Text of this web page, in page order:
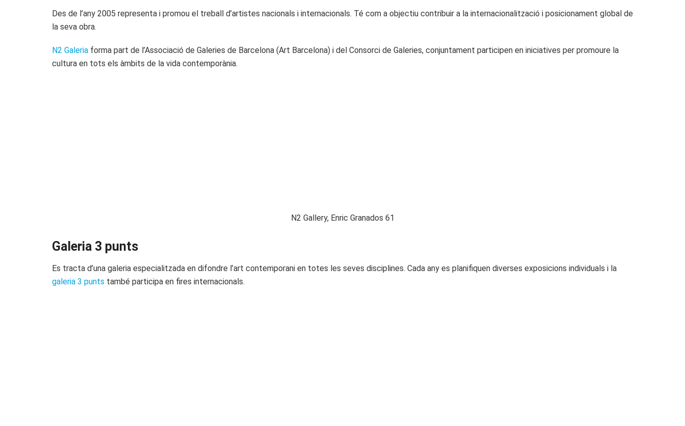
Des de l’any 2005 representa i promou el treball d’artistes nacionals i internacionals. Té com a objectiu contribuir a la internacionalització i posicionament global de
la seva obra.
N2 Galeria forma part de l’Associació de Galeries de Barcelona (Art Barcelona) i del Consorci de Galeries, conjuntament participen en iniciatives per promoure la
cultura en tots els àmbits de la vida contemporània.
N2 Gallery, Enric Granados 61
Galeria 3 punts
Es tracta d’una galeria especialitzada en difondre l’art contemporani en totes les seves disciplines. Cada any es planifiquen diverses exposicions individuals i la
galeria 3 punts també participa en fires internacionals.